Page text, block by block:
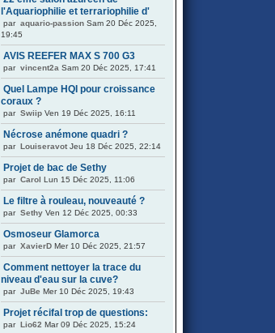
l'Aquariophilie et terrariophilie d'
par aquario-passion Sam 20 Déc 2025,
19:45
AVIS REEFER MAX S 700 G3
par vincent2a Sam 20 Déc 2025, 17:41
Quel Lampe HQI pour croissance
coraux ?
par Swiip Ven 19 Déc 2025, 16:11
Nécrose anémone quadri ?
par Louiseravot Jeu 18 Déc 2025, 22:14
Projet de bac de Sethy
par Carol Lun 15 Déc 2025, 11:06
Le filtre à rouleau, nouveauté ?
par Sethy Ven 12 Déc 2025, 00:33
Osmoseur Glamorca
par XavierD Mer 10 Déc 2025, 21:57
Comment nettoyer la trace du
niveau d'eau sur la cuve?
par JuBe Mer 10 Déc 2025, 19:43
Projet récifal trop de questions:
par Lio62 Mar 09 Déc 2025, 15:24